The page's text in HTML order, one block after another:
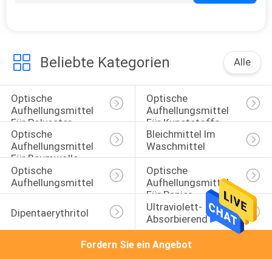
Beliebte Kategorien Alle
Optische
Aufhellungsmittel
Für Polyester
Optische
Aufhellungsmittel
Für Kunststoffe
Optische
Aufhellungsmittel
Für Baumwolle
Bleichmittel Im
Waschmittel
Optische
Aufhellungsmittel
Optische
Aufhellungsmittel
Für Papier
Dipentaerythritol
Ultraviolett-
Absorbierend
Fordern Sie ein Angebot